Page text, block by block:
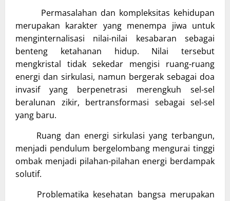
Permasalahan dan kompleksitas kehidupan
merupakan karakter yang menempa jiwa untuk
menginternalisasi nilai-nilai kesabaran sebagai
benteng ketahanan hidup. Nilai tersebut
mengkristal tidak sekedar mengisi ruang-ruang
energi dan sirkulasi, namun bergerak sebagai doa
invasif yang berpenetrasi merengkuh sel-sel
beralunan zikir, bertransformasi sebagai sel-sel
yang baru.
Ruang dan energi sirkulasi yang terbangun,
menjadi pendulum bergelombang mengurai tinggi
ombak menjadi pilahan-pilahan energi berdampak
solutif.
Problematika kesehatan bangsa merupakan